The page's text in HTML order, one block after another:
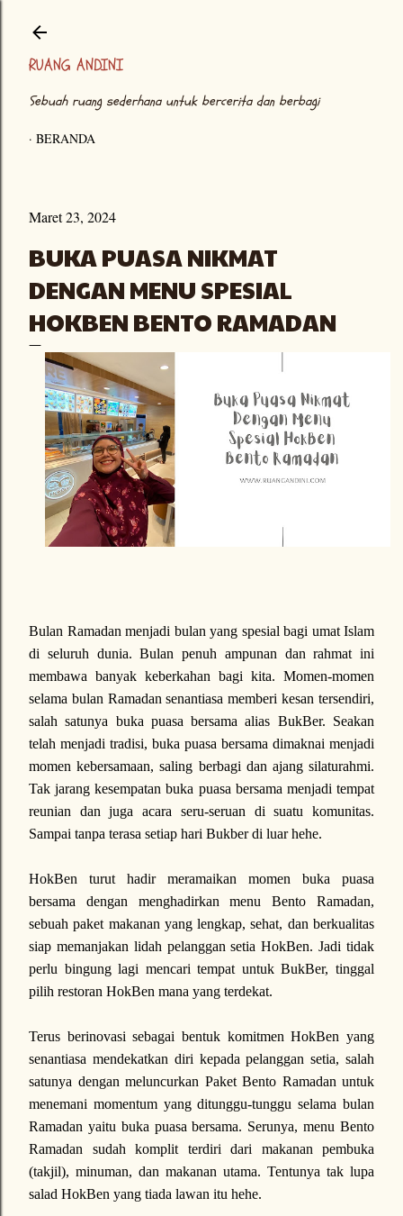
RUANG ANDINI
Sebuah ruang sederhana untuk bercerita dan berbagi
BERANDA
Maret 23, 2024
BUKA PUASA NIKMAT
DENGAN MENU SPESIAL
HOKBEN BENTO RAMADAN
Bulan Ramadan menjadi bulan yang spesial bagi umat Islam
di seluruh dunia. Bulan penuh ampunan dan rahmat ini
membawa banyak keberkahan bagi kita. Momen-momen
selama bulan Ramadan senantiasa memberi kesan tersendiri,
salah satunya buka puasa bersama alias BukBer. Seakan
telah menjadi tradisi, buka puasa bersama dimaknai menjadi
momen kebersamaan, saling berbagi dan ajang silaturahmi.
Tak jarang kesempatan buka puasa bersama menjadi tempat
reunian dan juga acara seru-seruan di suatu komunitas.
Sampai tanpa terasa setiap hari Bukber di luar hehe.
HokBen turut hadir meramaikan momen buka puasa
bersama dengan menghadirkan menu Bento Ramadan,
sebuah paket makanan yang lengkap, sehat, dan berkualitas
siap memanjakan lidah pelanggan setia HokBen. Jadi tidak
perlu bingung lagi mencari tempat untuk BukBer, tinggal
pilih restoran HokBen mana yang terdekat.
Terus berinovasi sebagai bentuk komitmen HokBen yang
senantiasa mendekatkan diri kepada pelanggan setia, salah
satunya dengan meluncurkan Paket Bento Ramadan untuk
menemani momentum yang ditunggu-tunggu selama bulan
Ramadan yaitu buka puasa bersama. Serunya, menu Bento
Ramadan sudah komplit terdiri dari makanan pembuka
(takjil), minuman, dan makanan utama. Tentunya tak lupa
salad HokBen yang tiada lawan itu hehe.